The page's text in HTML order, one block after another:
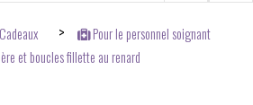
Pour le personnel soignant
et boucles fillette au renard